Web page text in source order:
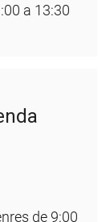
a 13:30
de 9:00